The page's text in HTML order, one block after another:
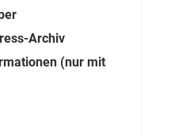
Archiv
(nur mit